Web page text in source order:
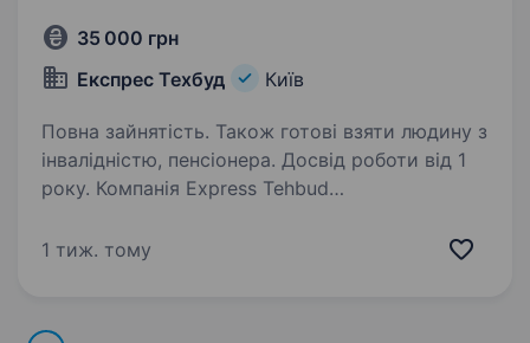
35 000 грн
Експрес Техбуд
Київ
Повна зайнятість. Також готові взяти людину з
інвалідністю, пенсіонера. Досвід роботи від 1
року. Компанія Express Tehbud
що об'єднує безліч напрямків діяльності.
та демонтажем. Запрошуємо…
1 тиж. тому